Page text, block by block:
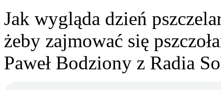
Jak wygląda dzień
żeby zajmować się
Paweł Bodziony z Radia